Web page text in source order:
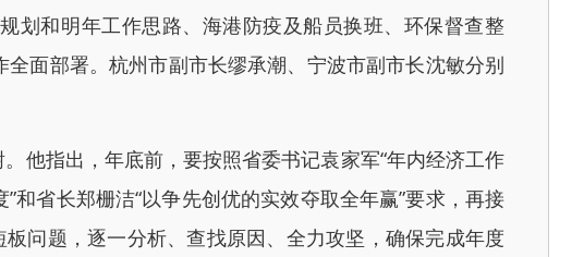
划和明年工作思路、海港防疫及船员换班、环保督查整
面部署。杭州市副市长缪承潮、宁波市副市长沈敏分别
指出，年底前，要按照省委书记袁家军“年内经济工作
省长郑栅洁“以争先创优的实效夺取全年赢”要求，再接
问题，逐一分析、查找原因、全力攻坚，确保完成年度